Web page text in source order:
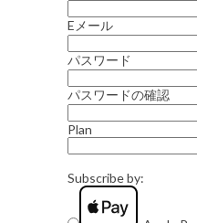
Eメール
パスワード
パスワードの確認
Plan
Subscribe by: